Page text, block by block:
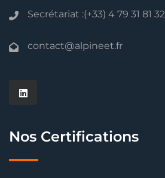
Secrétariat :(+33) 4 79 31 81 32
contact@alpineet.fr
Nos Certifications